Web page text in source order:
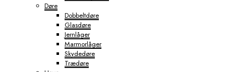
Døre
Dobbeltdøre
Glasdøre
Jernlåger
Marmorlåger
Skydedøre
Trædøre